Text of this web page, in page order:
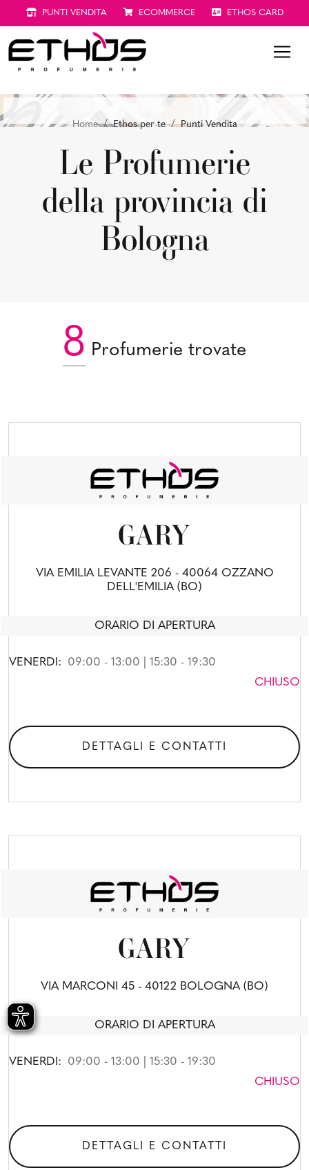
PUNTI VENDITA ECOMMERCE ETHOS CARD
Home Ethos per te Punti Vendita
Le Profumerie
della provincia di
Bologna
8 Profumerie trovate
GARY
VIA EMILIA LEVANTE 206 - 40064 OZZANO
DELL'EMILIA (BO)
ORARIO DI APERTURA
VENERDI:
09:00 - 13:00 | 15:30 - 19:30
CHIUSO
DETTAGLI E CONTATTI
GARY
VIA MARCONI 45 - 40122 BOLOGNA (BO)
ORARIO DI APERTURA
VENERDI:
09:00 - 13:00 | 15:30 - 19:30
CHIUSO
DETTAGLI E CONTATTI